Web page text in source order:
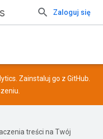
Zaloguj się
Zainstaluj go z GitHub
treści na Twój